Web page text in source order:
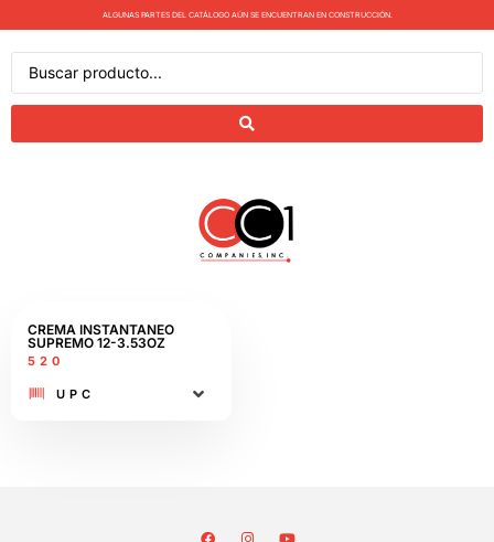
ALGUNAS PARTES DEL CATÁLOGO AÚN SE ENCUENTRAN EN CONSTRUCCIÓN.
CREMA INSTANTANEO
SUPREMO 12-3.53OZ
520
UPC